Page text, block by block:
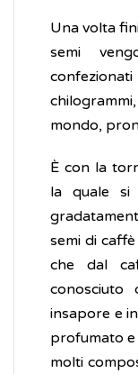
Una volta
semi
mondo,
È con la
la quale si
semi di
che dal
conosciuto
insapore e
profumato
molti